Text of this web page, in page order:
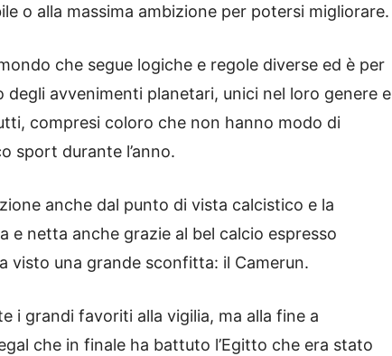
o alla massima ambizione per potersi migliorare.
che segue logiche e regole diverse ed è per
degli avvenimenti planetari, unici nel loro genere e
compresi coloro che non hanno modo di
sport durante l’anno.
anche dal punto di vista calcistico e la
e netta anche grazie al bel calcio espresso
visto una grande sconfitta: il Camerun.
i grandi favoriti alla vigilia, ma alla fine a
che in finale ha battuto l’Egitto che era stato